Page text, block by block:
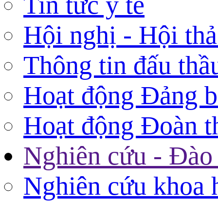
Hội nghị - Hội
Thông tin đấu
Hoạt động Đảng
Hoạt động Đoàn
Nghiên cứu - Đào
Nghiên cứu khoa